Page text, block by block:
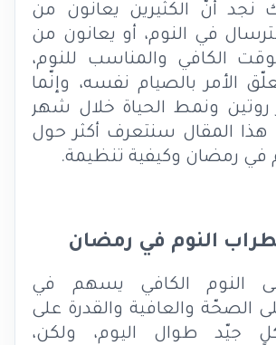
نجد أنّ الكثيرين يعانون من
في النوم، أو يعانون من
الكافي والمناسب للنوم،
الأمر بالصيام نفسه، وإنّما
روتين ونمط الحياة خلال شهر
المقال سنتعرف أكثر حول
في رمضان وكيفية تنظيمة.
النوم في رمضان
النوم الكافي يسهم في
الصحّة والعافية والقدرة على
جيّد طوال اليوم، ولكن،